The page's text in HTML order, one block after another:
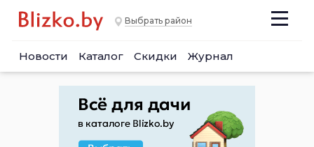
Выбрать район
Новости Каталог Скидки Журнал